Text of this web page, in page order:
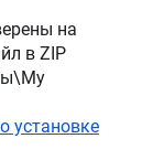
на
в ZIP
установке